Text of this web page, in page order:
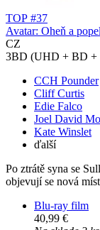
TOP #37
Avatar: Oheň a
CZ
3BD (UHD + BD +
CCH Pounder
Cliff Curtis
Edie Falco
Joel David
Kate Winslet
ďalší
Po ztrátě syna se
objevují se nová
Blu-ray film
40,99 €